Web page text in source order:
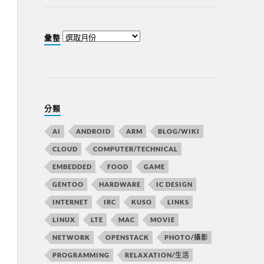
彙整
分類
AI ANDROID ARM BLOG/WIKI
CLOUD COMPUTER/TECHNICAL
EMBEDDED FOOD GAME
GENTOO HARDWARE IC DESIGN
INTERNET IRC KUSO LINKS
LINUX LTE MAC MOVIE
NETWORK OPENSTACK PHOTO/攝影
PROGRAMMING RELAXATION/生活